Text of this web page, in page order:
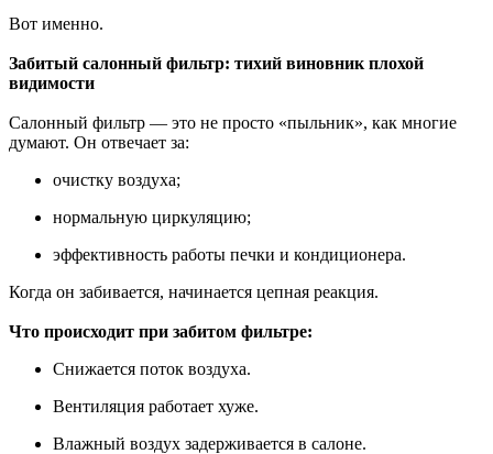
Вот именно.
Забитый салонный фильтр: тихий виновник плохой
видимости
Салонный фильтр — это не просто «пыльник», как многие
думают. Он отвечает за:
очистку воздуха;
нормальную циркуляцию;
эффективность работы печки и кондиционера.
Когда он забивается, начинается цепная реакция.
Что происходит при забитом фильтре:
Снижается поток воздуха.
Вентиляция работает хуже.
Влажный воздух задерживается в салоне.